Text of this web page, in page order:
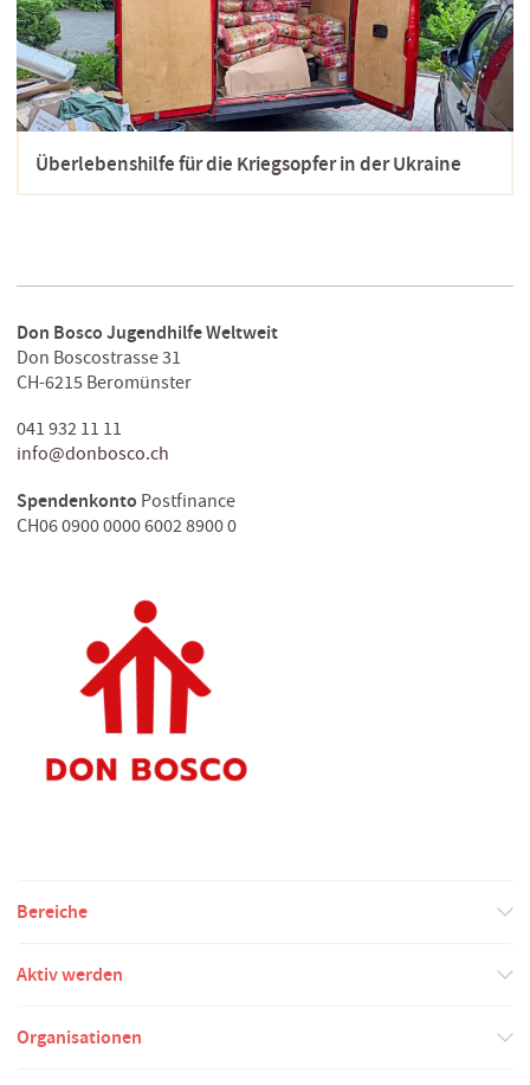
Überlebenshilfe für die Kriegsopfer in der Ukraine
Don Bosco Jugendhilfe Weltweit
Don Boscostrasse 31
CH-6215 Beromünster
041 932 11 11
info@donbosco.ch
Spendenkonto Postfinance
CH06 0900 0000 6002 8900 0
Bereiche
Aktiv werden
Organisationen